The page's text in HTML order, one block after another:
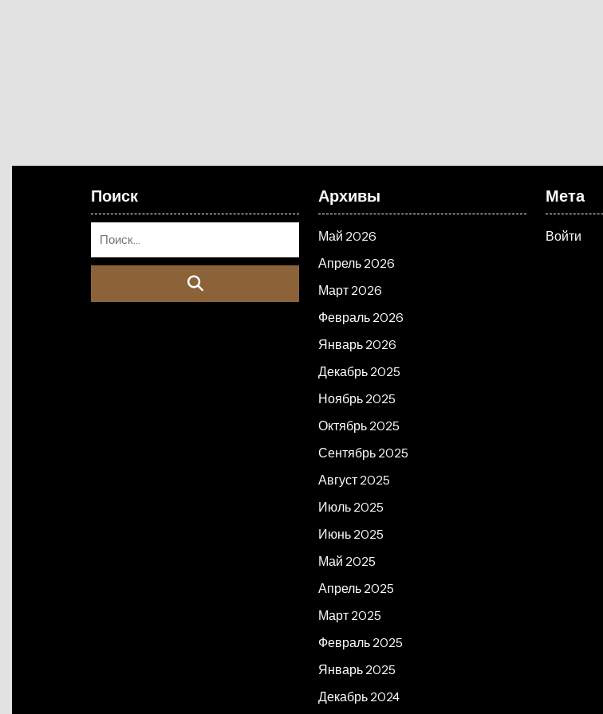
Поиск Архивы
Май 2026
Апрель 2026
Март 2026
Февраль 2026
Январь 2026
Декабрь 2025
Ноябрь 2025
Октябрь 2025
Сентябрь 2025
Август 2025
Июль 2025
Июнь 2025
Май 2025
Апрель 2025
Март 2025
Февраль 2025
Январь 2025
Декабрь 2024
Мета
Войти